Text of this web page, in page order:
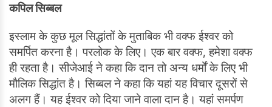
कपिल सिब्बल
इस्लाम के कुछ मूल सिद्धांतों के मुताबिक भी वक्फ ईश्वर को
समर्पित करना है। परलोक के लिए। एक बार वक्फ, हमेशा वक्फ
ही रहता है। सीजेआई ने कहा कि दान तो अन्य धर्मों के लिए भी
मौलिक सिद्धांत है। सिब्बल ने कहा कि यहां यह विचार दूसरों से
अलग हैं। यह ईश्वर को दिया जाने वाला दान है। यहां समर्पण